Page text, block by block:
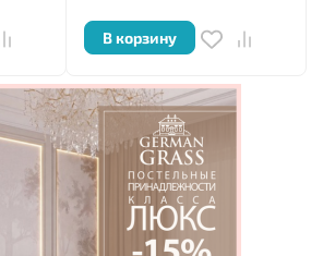
В корзину